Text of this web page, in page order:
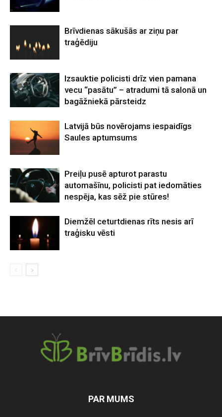
Brīvdienas sākušās ar ziņu par
traģēdiju
Izsauktie policisti drīz vien pamana
vecu “pasātu” – atradumi tā salonā un
bagāžniekā pārsteidz
Latvijā būs novērojams iespaidīgs
Saules aptumsums
Preiļu pusē apturot parastu
automašīnu, policisti pat iedomāties
nespēja, kas sēž pie stūres!
Diemžēl ceturtdienas rīts nesis arī
traģisku vēsti
PAR MUMS